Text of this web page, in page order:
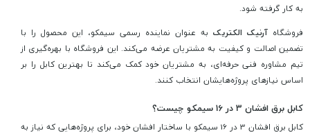
به کار گرفته شود.
فروشگاه آرنیک الکتریک به عنوان نماینده رسمی سیمکو، این محصول را با
تضمین اصالت و کیفیت به مشتریان عرضه می‌کند. این فروشگاه با بهره‌گیری از
تیم مشاوره فنی حرفه‌ای، به مشتریان خود کمک می‌کند تا بهترین کابل را بر
اساس نیازهای پروژه‌هایشان انتخاب کنند.
کابل برق افشان 3 در 16 سیمکو چیست؟
کابل برق افشان 3 در 16 سیمکو با ساختار افشان خود، برای پروژه‌هایی که نیاز به